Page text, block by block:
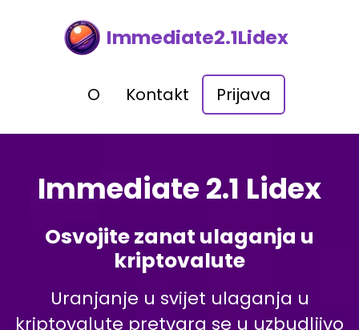
Immediate2.1Lidex
O Kontakt Prijava
Immediate 2.1 Lidex
Osvojite zanat ulaganja u
kriptovalute
Uranjanje u svijet ulaganja u
kriptovalute pretvara se u uzbudljivo